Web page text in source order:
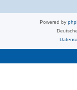
Powered by